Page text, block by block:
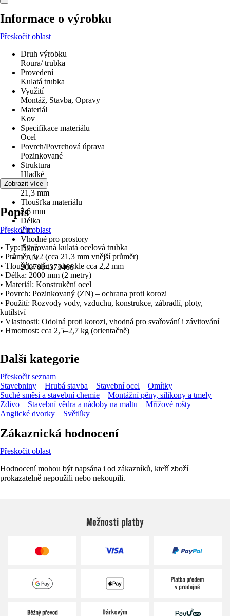
Informace o výrobku
Přeskočit oblast
Druh výrobku
Roura/ trubka
Provedení
Kulatá trubka
Využití
Montáž, Stavba, Opravy
Materiál
Kov
Specifikace materiálu
Ocel
Povrch/Povrchová úprava
Pozinkované
Struktura
Hladké
rozměr a
21,3 mm
Tloušťka materiálu
2,6 mm
Délka
2 m
Vhodné pro prostory
Dílna
EAN
2007004373466
Zobrazit více
Popis
Přeskočit oblast
• Typ: Svařovaná kulatá ocelová trubka
• Průměr: 1/2 (cca 21,3 mm vnější průměr)
• Tloušťka stěny: obvykle cca 2,2 mm
• Délka: 2000 mm (2 metry)
• Materiál: Konstrukční ocel
• Povrch: Pozinkovaný (ZN) – ochrana proti korozi
• Použití: Rozvody vody, vzduchu, konstrukce, zábradlí, ploty,
kutilství
• Vlastnosti: Odolná proti korozi, vhodná pro svařování i závitování
• Hmotnost: cca 2,5–2,7 kg (orientačně)
Další kategorie
Přeskočit seznam
Stavebniny
Hrubá stavba Stavební ocel
Omítky
Suché směsi a stavební chemie
Montážní pěny, silikony a tmely
Zdivo
Stavební vědra a nádoby na maltu
Mřížové rošty
Anglické dvorky
Světlíky
Zákaznická hodnocení
Přeskočit oblast
Hodnocení mohou být napsána i od zákazníků, kteří zboží
prokazatelně nepoužili nebo nekoupili.
Možnosti platby